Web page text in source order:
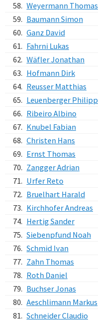
58. Weyermann Thomas
59. Baumann Simon
60. Ganz David
61. Fahrni Lukas
62. Wäfler Jonathan
63. Hofmann Dirk
64. Reusser Matthias
65. Leuenberger Philipp
66. Ribeiro Albino
67. Knubel Fabian
68. Christen Hans
69. Ernst Thomas
70. Zangger Adrian
71. Urfer Reto
72. Bruelhart Harald
73. Kirchhofer Andreas
74. Hertig Sander
75. Siebenpfund Noah
76. Schmid Ivan
77. Zahn Thomas
78. Roth Daniel
79. Buchser Jonas
80. Aeschlimann Markus
81. Schneider Claudio